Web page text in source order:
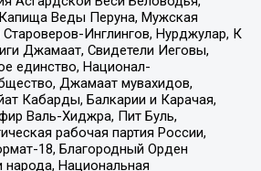
Веды Перуна, Мужская
Инглингов, Нурджулар, К
Джамаат, Свидетели Иеговы,
единство, Национал-
Джамаат мувахидов,
Кабарды, Балкарии и Карачая,
Валь-Хиджра, Пит Буль,
рабочая партия России,
18, Благородный Орден
Национальная